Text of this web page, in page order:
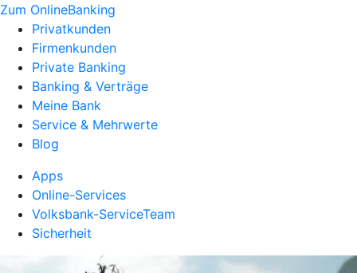
Zum OnlineBanking
Privatkunden
Firmenkunden
Private Banking
Banking & Verträge
Meine Bank
Service & Mehrwerte
Blog
Apps
Online-Services
Volksbank-ServiceTeam
Sicherheit